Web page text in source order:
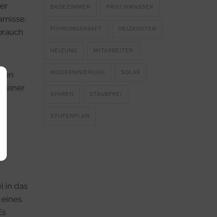
einer
in das
BADEZIMMER FRISCHWASSER
FÜHRUNGSKRAFT HEIZKOSTEN
HEIZUNG MITARBEITER
MODERNISIERUNG SOLAR
SPAREN STAUBFREI
STUFENPLAN